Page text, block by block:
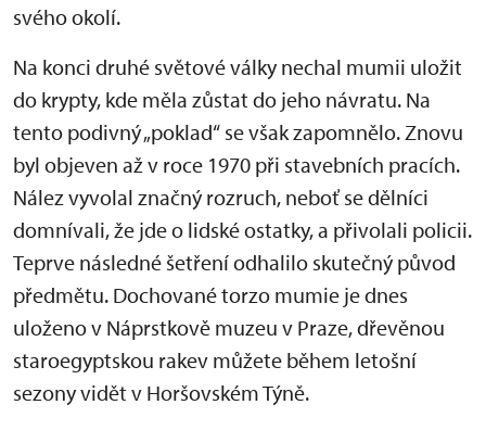
svého okolí.
Na konci druhé světové války nechal mumii uložit
do krypty, kde měla zůstat do jeho návratu. Na
tento podivný „poklad“ se však zapomnělo. Znovu
byl objeven až v roce 1970 při stavebních pracích.
Nález vyvolal značný rozruch, neboť se dělníci
domnívali, že jde o lidské ostatky, a přivolali policii.
Teprve následné šetření odhalilo skutečný původ
předmětu. Dochované torzo mumie je dnes
uloženo v Náprstkově muzeu v Praze, dřevěnou
staroegyptskou rakev můžete během letošní
sezony vidět v Horšovském Týně.